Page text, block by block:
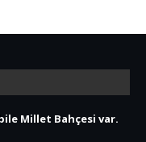
Millet Bahçesi var.